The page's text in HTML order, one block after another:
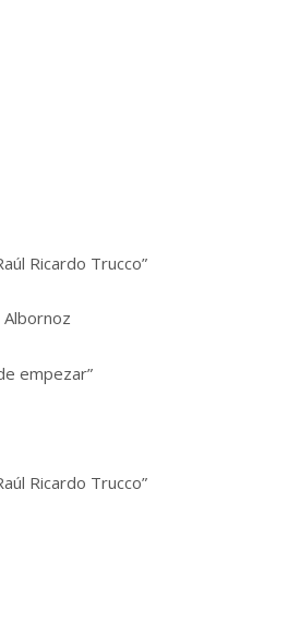
Ricardo Trucco”
empezar”
Ricardo Trucco”